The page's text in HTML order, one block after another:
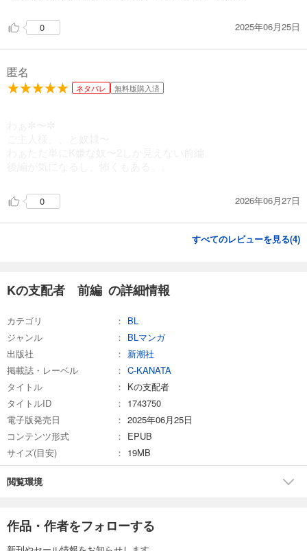
0 2025年06月25日
匿名
ネタバレ 無料版購入済
0 2026年06月27日
すべてのレビューを見る(4)
Kの支配者 前編 の詳細情報
カテゴリ
BL
ジャンル
BLマンガ
出版社
新潮社
掲載誌・レーベル
C-KANATA
タイトル
Kの支配者
タイトルID
1743750
電子版発売日
2025年06月25日
コンテンツ形式
EPUB
サイズ(目安)
19MB
閲覧環境
作品・作者をフォローする